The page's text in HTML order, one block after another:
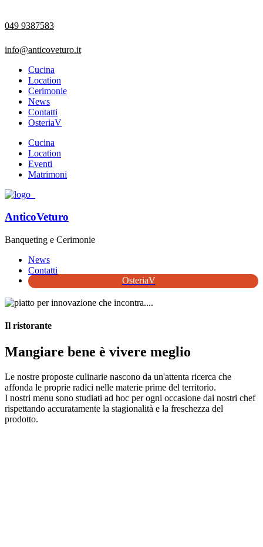
049 9387583
info@anticoveturo.it
Cucina
Location
Cerimonie
News
Contatti
OsteriaV
Cucina
Location
Eventi
Matrimoni
AnticoVeturo
Banqueting e Cerimonie
News
Contatti
OsteriaV
Il ristorante
Mangiare bene è vivere meglio
Le nostre proposte culinarie nascono da un'attenta ricerca che
affonda le proprie radici nelle materie prime del territorio.
I nostri menu sono studiati ad hoc per ogni occasione dai nostri chef
rispettando accuratamente la stagionalità e la freschezza del
prodotto.